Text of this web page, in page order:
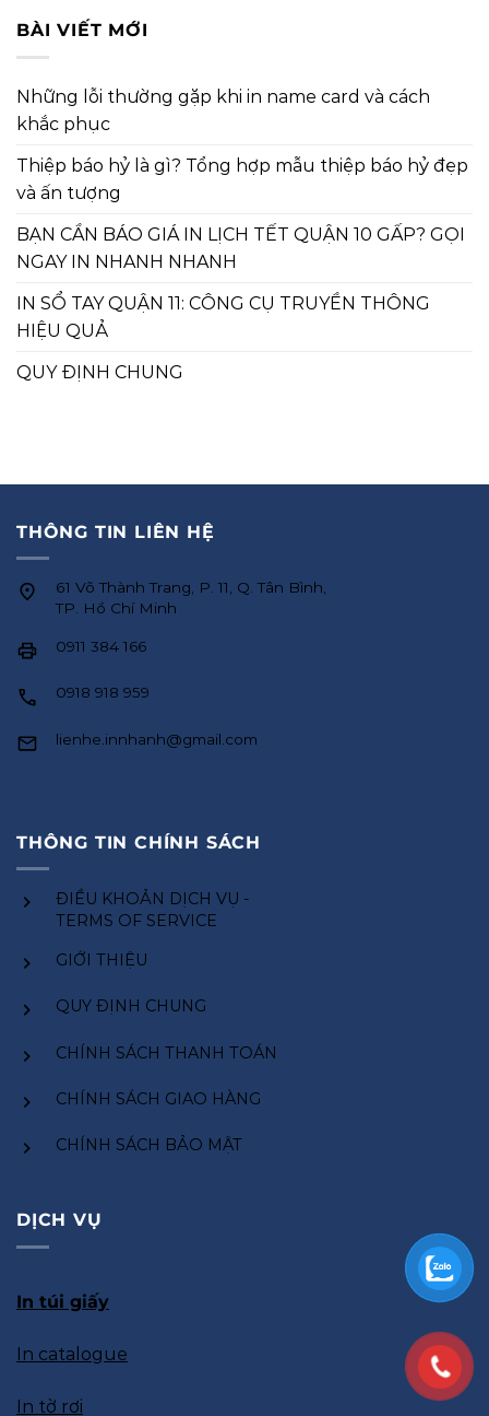
BÀI VIẾT MỚI
Những lỗi thường gặp khi in name card và cách
khắc phục
Thiệp báo hỷ là gì? Tổng hợp mẫu thiệp báo hỷ đẹp
và ấn tượng
BẠN CẦN BÁO GIÁ IN LỊCH TẾT QUẬN 10 GẤP? GỌI
NGAY IN NHANH NHANH
IN SỔ TAY QUẬN 11: CÔNG CỤ TRUYỀN THÔNG
HIỆU QUẢ
QUY ĐỊNH CHUNG
THÔNG TIN LIÊN HỆ
61 Võ Thành Trang, P. 11, Q. Tân Bình,
TP. Hồ Chí Minh
0911 384 166
0918 918 959
lienhe.innhanh@gmail.com
THÔNG TIN CHÍNH SÁCH
ĐIỀU KHOẢN DỊCH VỤ -
TERMS OF SERVICE
GIỚI THIỆU
QUY ĐỊNH CHUNG
CHÍNH SÁCH THANH TOÁN
CHÍNH SÁCH GIAO HÀNG
CHÍNH SÁCH BẢO MẬT
DỊCH VỤ
In túi giấy
In catalogue
In tờ rơi